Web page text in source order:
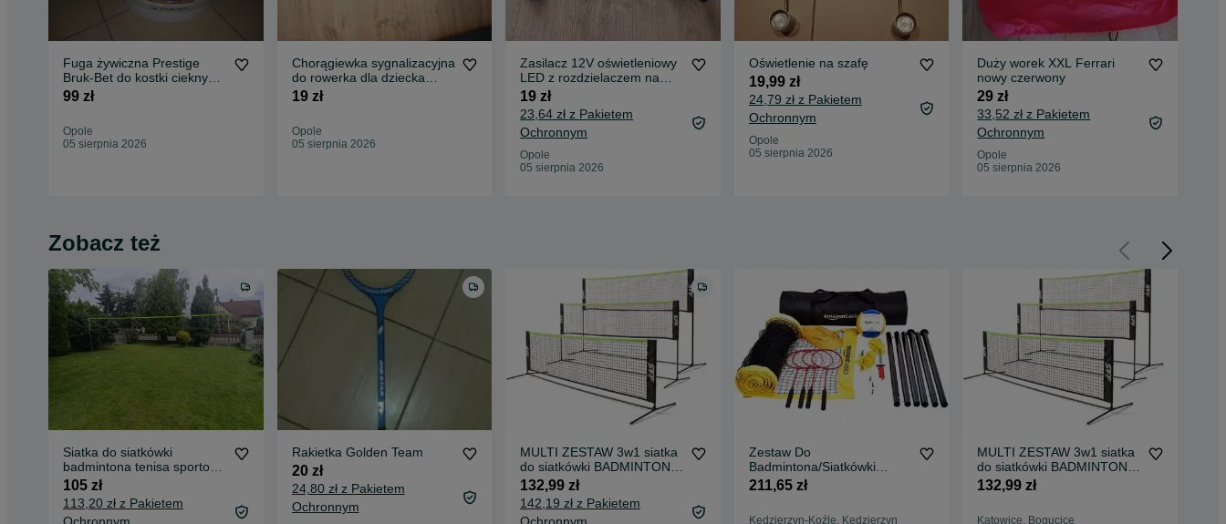
Fuga żywiczna Prestige
Bruk-Bet do kostki ciekny
Szary
99 zł
Opole
05 sierpnia 2026
Chorągiewka sygnalizacyjna
do rowerka dla dziecka
dzieci
19 zł
Opole
05 sierpnia 2026
Zasilacz 12V oświetleniowy
LED z rozdzielaczem na
wtyczki 6.0W i 15.0W
19 zł
23,64 zł z Pakietem
Ochronnym
Opole
05 sierpnia 2026
Oświetlenie na szafę
19,99 zł
24,79 zł z Pakietem
Ochronnym
Opole
05 sierpnia 2026
Duży worek XXL Ferrari
nowy czerwony
29 zł
33,52 zł z Pakietem
Ochronnym
Opole
05 sierpnia 2026
Zobacz też
Siatka do siatkówki
badmintona tenisa sportowa
uniwersalna ogrodowa
NOWA!
105 zł
113,20 zł z Pakietem
Rakietka Golden Team
20 zł
24,80 zł z Pakietem
Ochronnym
MULTI ZESTAW 3w1 siatka
do siatkówki BADMINTONA
Tenisa SKŁADANY
przenośny regulowany
mobilny ZESTAW DO GRY
132,99 zł
142,19 zł z Pakietem
Zestaw Do
Badmintona/Siatkówki
Amazon Basics Rakiety I
Piłka
211,65 zł
Kędzierzyn-Koźle, Kędzierzyn
MULTI ZESTAW 3w1 siatka
do siatkówki BADMINTONA
Tenisa SKŁADANY
przenośny regulowany
132,99 zł
Katowice, Bogucice